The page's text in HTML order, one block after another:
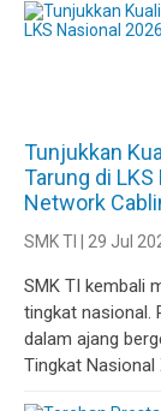
Tunjukkan
Tarung di
Network
SMK TI | 29 Jul
SMK TI kembali
tingkat nasional.
dalam ajang
Tingkat Nasional